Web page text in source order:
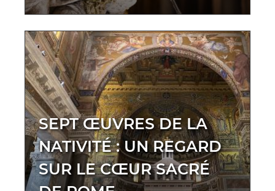
SEPT ŒUVRES DE LA
NATIVITÉ : UN REGARD
SUR LE CŒUR SACRÉ